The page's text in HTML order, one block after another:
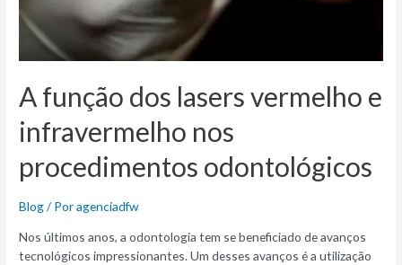
A função dos lasers vermelho e
infravermelho nos
procedimentos odontológicos
Blog/ Poragenciadfw
Nos últimos anos, a odontologia tem se beneficiado de avanços
tecnológicos impressionantes. Um desses avanços é a utilização